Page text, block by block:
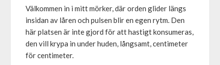
Välkommen in i mitt mörker, där orden glider längs
insidan av låren och pulsen blir en egen rytm. Den
här platsen är inte gjord för att hastigt konsumeras,
den vill krypa in under huden, långsamt, centimeter
för centimeter.